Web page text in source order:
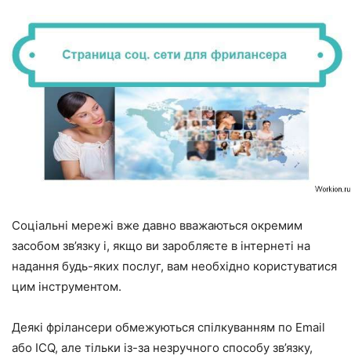
Соціальні мережі вже давно вважаються окремим
засобом зв’язку і, якщо ви заробляєте в інтернеті на
надання будь-яких послуг, вам необхідно користуватися
цим інструментом.
Деякі фрілансери обмежуються спілкуванням по Email
або ICQ, але тільки із-за незручного способу зв’язку,